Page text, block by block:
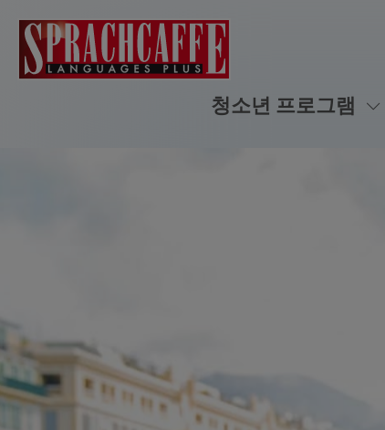
청소년 프로그램